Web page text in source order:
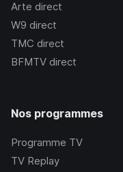
Arte direct
W9 direct
TMC direct
BFMTV direct
Nos programmes
Programme TV
TV Replay